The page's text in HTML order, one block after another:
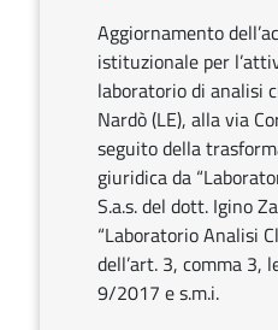
Aggiornamento
istituzionale per
laboratorio di analisi
Nardò (LE), alla via
seguito della
giuridica da
S.a.s. del dott. Igino
“Laboratorio Analisi
dell’art. 3, comma 3,
9/2017 e s.m.i.